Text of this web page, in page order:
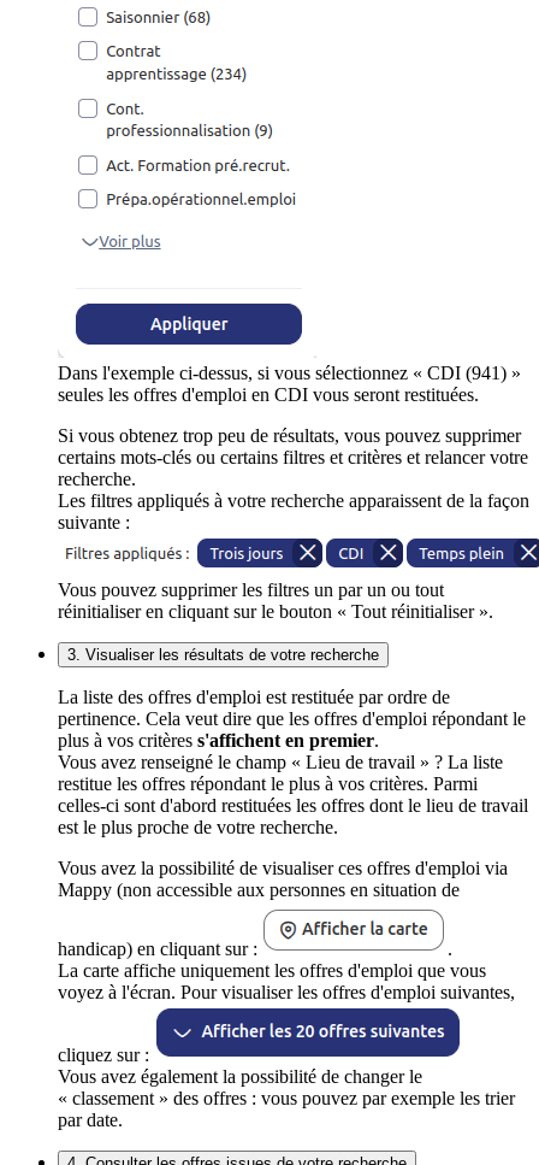
Dans l'exemple ci-dessus, si vous sélectionnez « CDI (941) »
seules les offres d'emploi en CDI vous seront restituées.
Si vous obtenez trop peu de résultats, vous pouvez supprimer
certains mots-clés ou certains filtres et critères et relancer votre
recherche.
Les filtres appliqués à votre recherche apparaissent de la façon
suivante :
Vous pouvez supprimer les filtres un par un ou tout
réinitialiser en cliquant sur le bouton « Tout réinitialiser ».
3. Visualiser les résultats de votre recherche
La liste des offres d'emploi est restituée par ordre de
pertinence. Cela veut dire que les offres d'emploi répondant le
plus à vos critères s'affichent en premier.
Vous avez renseigné le champ « Lieu de travail » ? La liste
restitue les offres répondant le plus à vos critères. Parmi
celles-ci sont d'abord restituées les offres dont le lieu de travail
est le plus proche de votre recherche.
Vous avez la possibilité de visualiser ces offres d'emploi via
Mappy (non accessible aux personnes en situation de
handicap) en cliquant sur :
.
La carte affiche uniquement les offres d'emploi que vous
voyez à l'écran. Pour visualiser les offres d'emploi suivantes,
cliquez sur :
Vous avez également la possibilité de changer le
« classement » des offres : vous pouvez par exemple les trier
par date.